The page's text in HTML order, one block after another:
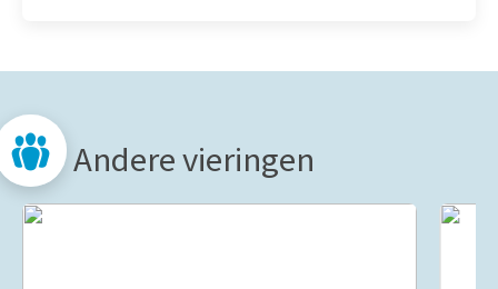
Andere vieringen